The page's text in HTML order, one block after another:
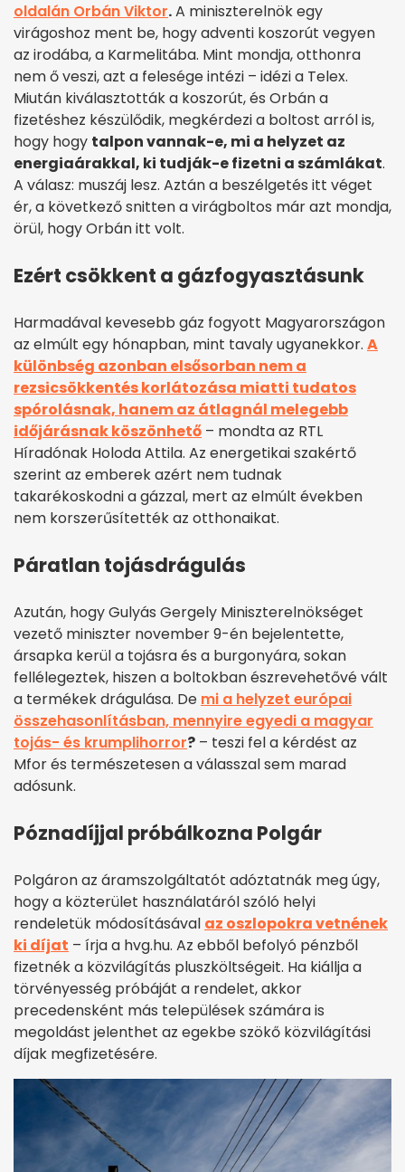
oldalán Orbán Viktor.A miniszterelnök egy
virágoshoz ment be, hogy adventi koszorút vegyen
az irodába, a Karmelitába. Mint mondja, otthonra
nem ő veszi, azt a felesége intézi – idézi a Telex.
Miután kiválasztották a koszorút, és Orbán a
fizetéshez készülődik, megkérdezi a boltost arról is,
hogy hogy talpon vannak-e, mi a helyzet az
energiaárakkal, ki tudják-e fizetni a számlákat.
A válasz: muszáj lesz. Aztán a beszélgetés itt véget
ér, a következő snitten a virágboltos már azt mondja,
örül, hogy Orbán itt volt.
Ezért csökkent a gázfogyasztásunk
Harmadával kevesebb gáz fogyott Magyarországon
az elmúlt egy hónapban, mint tavaly ugyanekkor. A
különbség azonban elsősorban nem a
rezsicsökkentés korlátozása miatti tudatos
spórolásnak, hanem az átlagnál melegebb
időjárásnak köszönhető – mondta az RTL
Híradónak Holoda Attila. Az energetikai szakértő
szerint az emberek azért nem tudnak
takarékoskodni a gázzal, mert az elmúlt években
nem korszerűsítették az otthonaikat.
Páratlan tojásdrágulás
Azután, hogy Gulyás Gergely Miniszterelnökséget
vezető miniszter november 9-én bejelentette,
ársapka kerül a tojásra és a burgonyára, sokan
fellélegeztek, hiszen a boltokban észrevehetővé vált
a termékek drágulása. De mi a helyzet európai
összehasonlításban, mennyire egyedi a magyar
tojás- és krumplihorror? – teszi fel a kérdést az
Mfor és természetesen a válasszal sem marad
adósunk.
Póznadíjjal próbálkozna Polgár
Polgáron az áramszolgáltatót adóztatnák meg úgy,
hogy a közterület használatáról szóló helyi
rendeletük módosításával az oszlopokra vetnének
ki díjat – írja a hvg.hu. Az ebből befolyó pénzből
fizetnék a közvilágítás pluszköltségeit. Ha kiállja a
törvényesség próbáját a rendelet, akkor
precedensként más települések számára is
megoldást jelenthet az egekbe szökő közvilágítási
díjak megfizetésére.